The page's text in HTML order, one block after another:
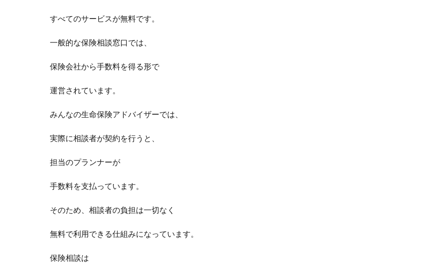
すべてのサービスが無料です。
一般的な保険相談窓口では、
保険会社から手数料を得る形で
運営されています。
みんなの生命保険アドバイザーでは、
実際に相談者が契約を行うと、
担当のプランナーが
手数料を支払っています。
そのため、相談者の負担は一切なく
無料で利用できる仕組みになっています。
保険相談は